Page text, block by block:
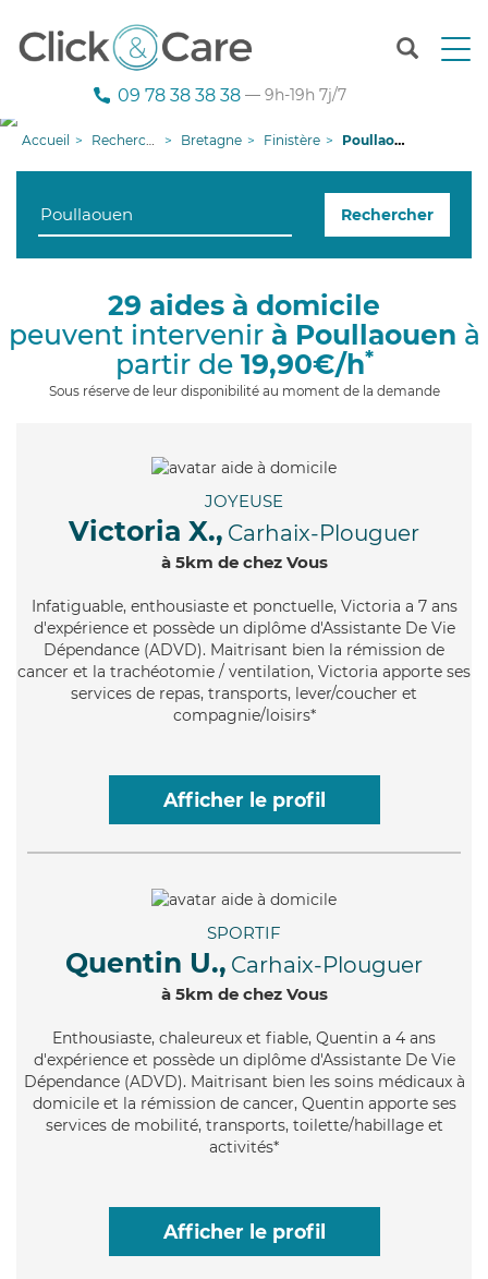
T
n
g
i
09 78 38 38 38 — 9h-19h 7j/7
Accueil Recherche aide à domicile Bretagne Finistère Poullaouen
Rechercher
29 aides à domicile
peuvent intervenir à Poullaouen à
partir de 19,90€/h*
Sous réserve de leur disponibilité au moment de la demande
JOYEUSE
Victoria X., Carhaix-Plouguer
à 5km de chez Vous
Infatiguable, enthousiaste et ponctuelle, Victoria a 7 ans
d'expérience et possède un diplôme d'Assistante De Vie
Dépendance (ADVD). Maitrisant bien la rémission de
cancer et la trachéotomie / ventilation, Victoria apporte ses
services de repas, transports, lever/coucher et
compagnie/loisirs*
Afficher le profil
SPORTIF
Quentin U., Carhaix-Plouguer
à 5km de chez Vous
Enthousiaste, chaleureux et fiable, Quentin a 4 ans
d'expérience et possède un diplôme d'Assistante De Vie
Dépendance (ADVD). Maitrisant bien les soins médicaux à
domicile et la rémission de cancer, Quentin apporte ses
services de mobilité, transports, toilette/habillage et
activités*
Afficher le profil